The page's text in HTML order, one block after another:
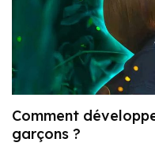
Comment
garçons ?